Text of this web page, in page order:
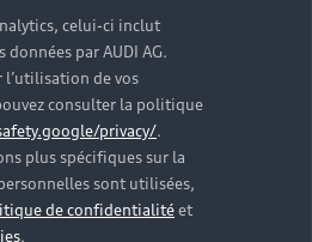
celui-ci inclut
par AUDI AG.
de vos
consulter la politique
privacy/.
plus spécifiques sur la
sont utilisées,
de confidentialitéet
.